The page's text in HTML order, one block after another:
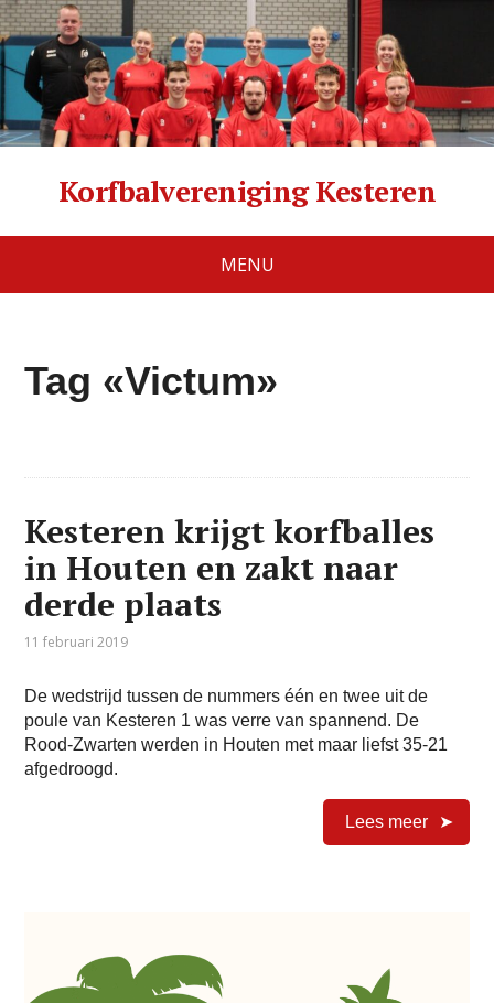
Korfbalvereniging Kesteren
MENU
Tag «Victum»
Kesteren krijgt korfballes
in Houten en zakt naar
derde plaats
11 februari 2019
De wedstrijd tussen de nummers één en twee uit de
poule van Kesteren 1 was verre van spannend. De
Rood-Zwarten werden in Houten met maar liefst 35-21
afgedroogd.
Lees meer